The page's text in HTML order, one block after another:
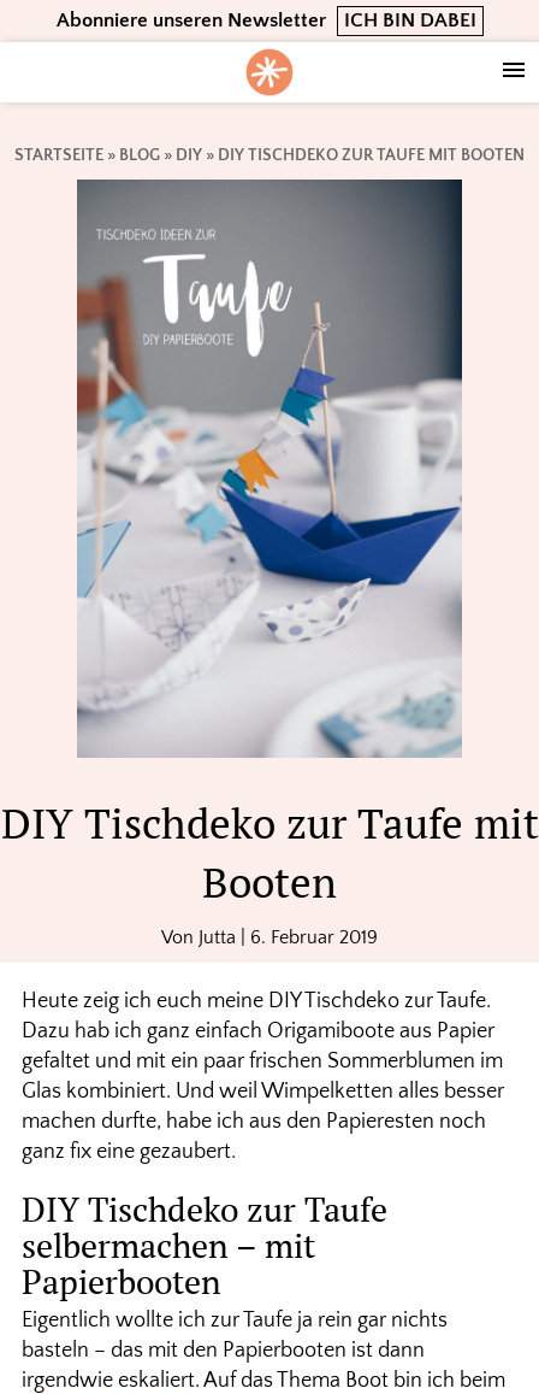
to
navigation
to
content
to
Abonniere unseren Newsletter ICH BIN DABEI
STARTSEITE » BLOG » DIY » DIY TISCHDEKO ZUR TAUFE MIT BOOTEN
DIY Tischdeko zur Taufe mit
Booten
Von Jutta 6. Februar 2019
Heute zeig ich euch meine DIY Tischdeko zur Taufe.
Dazu hab ich ganz einfach Origamiboote aus Papier
gefaltet und mit ein paar frischen Sommerblumen im
Glas kombiniert. Und weil Wimpelketten alles besser
machen durfte, habe ich aus den Papieresten noch
ganz fix eine gezaubert.
DIY Tischdeko zur Taufe
selbermachen – mit
Papierbooten
Eigentlich wollte ich zur Taufe ja rein gar nichts
basteln – das mit den Papierbooten ist dann
irgendwie eskaliert. Auf das Thema Boot bin ich beim